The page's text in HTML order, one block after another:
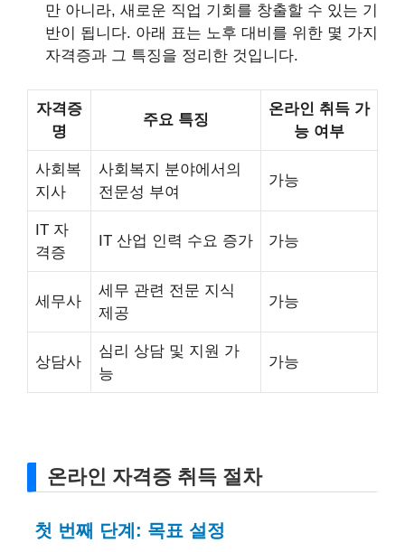
만 아니라, 새로운 직업 기회를 창출할 수 있는 기
반이 됩니다. 아래 표는 노후 대비를 위한 몇 가지
자격증과 그 특징을 정리한 것입니다.
자격증
명
주요 특징
온라인 취득 가
능 여부
사회복
지사
사회복지 분야에서의
전문성 부여
가능
IT 자
격증
IT 산업 인력 수요 증가 가능
세무사
세무 관련 전문 지식
제공
가능
상담사
심리 상담 및 지원 가
능
가능
온라인 자격증 취득 절차
첫 번째 단계: 목표 설정